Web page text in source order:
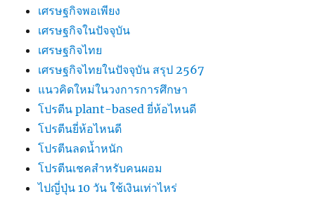
เศรษฐกิจพอเพียง
เศรษฐกิจในปัจจุบัน
เศรษฐกิจไทย
เศรษฐกิจไทยในปัจจุบัน สรุป 2567
แนวคิดใหม่ในวงการการศึกษา
โปรตีน plant-based ยี่ห้อไหนดี
โปรตีนยี่ห้อไหนดี
โปรตีนลดน้ำหนัก
โปรตีนเชคสำหรับคนผอม
ไปญี่ปุ่น 10 วัน ใช้เงินเท่าไหร่